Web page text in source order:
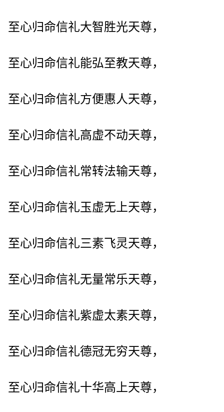
至心归命信礼大智胜光天尊，
至心归命信礼能弘至教天尊，
至心归命信礼方便惠人天尊，
至心归命信礼高虚不动天尊，
至心归命信礼常转法输天尊，
至心归命信礼玉虚无上天尊，
至心归命信礼三素飞灵天尊，
至心归命信礼无量常乐天尊，
至心归命信礼紫虚太素天尊，
至心归命信礼德冠无穷天尊，
至心归命信礼十华高上天尊，